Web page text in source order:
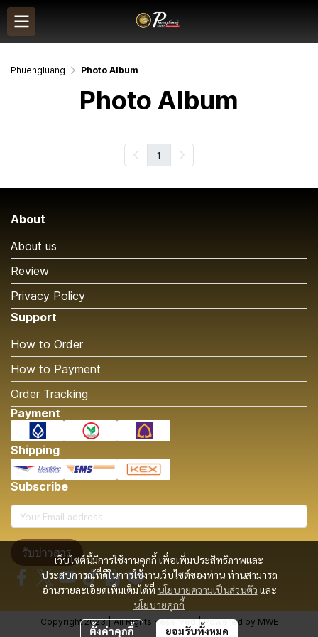
Phuengluang Photo Album
Photo Album
1
เว็บไซต์นี้มีการใช้งานคุกกี้ เพื่อเพิ่มประสิทธิภาพและ
ประสบการณ์ที่ดีในการใช้งานเว็บไซต์ของท่าน ท่านสามารถ
อ่านรายละเอียดเพิ่มเติมได้ที่ นโยบายความเป็นส่วนตัว และ
นโยบายคุกกี้
ตั้งค่าคุกกี้ ยอมรับทั้งหมด
About
About us
Review
Privacy Policy
Support
How to Order
How to Payment
Order Tracking
Payment
Shipping
Subscribe
รับข่าวสาร
Copyright 2023 | All Rights Reserved | Powered by MWE